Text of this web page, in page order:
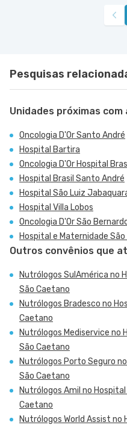
Avenida Alvaro Guimaraes nr.
Pesquisas
Unidades próximas com
Oncologia D'Or Santo André
Hospital Bartira
Oncologia D'Or Hospital
Hospital Brasil Santo André
Hospital São Luiz
Hospital Villa Lobos
Oncologia D'Or São
Hospital e Maternidade
Outros convênios que
Nutrólogos SulAmérica no
São Caetano
Nutrólogos Bradesco no
Caetano
Nutrólogos Mediservice no
São Caetano
Nutrólogos Porto Seguro
São Caetano
Nutrólogos Amil no
Caetano
Nutrólogos World Assist no